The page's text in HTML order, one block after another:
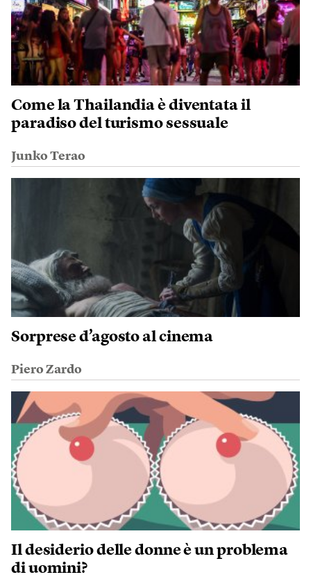
Come la Thailandia è diventata il
paradiso del turismo sessuale
Junko Terao
Sorprese d’agosto al cinema
Piero Zardo
Il desiderio delle donne è un problema
di uomini?